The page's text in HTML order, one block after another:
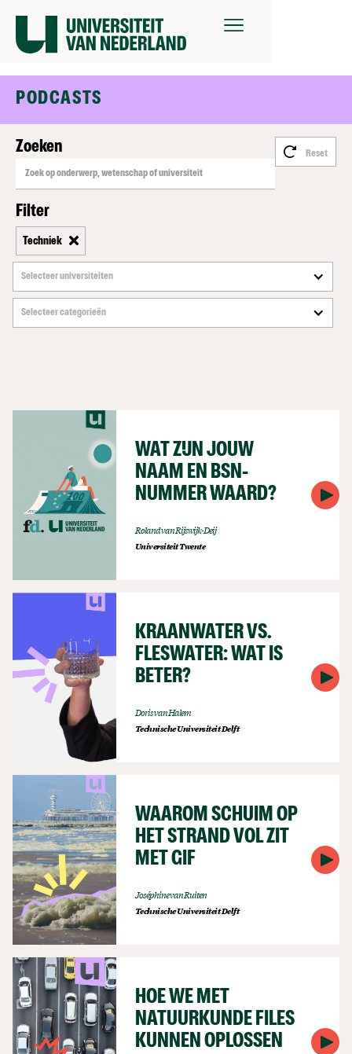
PODCASTS
Reset
Zoeken
Filter
Techniek
Selecteer universiteiten
Selecteer categorieën
WAT ZIJN JOUW
NAAM EN BSN-
NUMMER WAARD?
Roland van Rijswijk-Deij
Universiteit Twente
KRAANWATER VS.
FLESWATER: WAT IS
BETER?
Doris van Halem
Technische Universiteit Delft
WAAROM SCHUIM OP
HET STRAND VOL ZIT
MET GIF
Joséphine van Ruiten
Technische Universiteit Delft
HOE WE MET
NATUURKUNDE FILES
KUNNEN OPLOSSEN